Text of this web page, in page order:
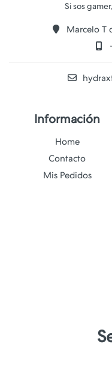
Marcelo T
Información
Home
Contacto
Mis Pedidos